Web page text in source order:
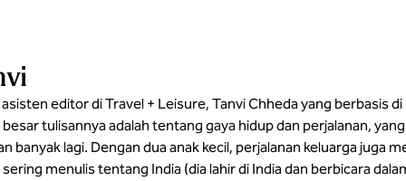
editor di Travel + Leisure, Tanvi Chheda yang berbasis
tulisannya adalah tentang gaya hidup dan perjalanan,
banyak lagi. Dengan dua anak kecil, perjalanan keluarga juga
menulis tentang India (dia lahir di India dan berbicara